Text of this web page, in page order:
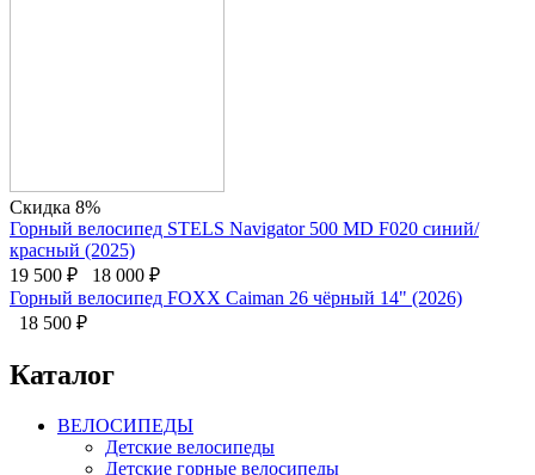
Скидка 8%
Горный велосипед STELS Navigator 500 MD F020 синий/
красный (2025)
19 500 ₽ 18 000 ₽
Горный велосипед FOXX Caiman 26 чёрный 14" (2026)
18 500 ₽
Каталог
ВЕЛОСИПЕДЫ
Детские велосипеды
Детские горные велосипеды